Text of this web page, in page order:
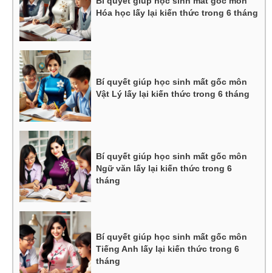
Hóa học lấy lại kiến thức trong 6 tháng
Bí quyết giúp học sinh mất gốc môn
Vật Lý lấy lại kiến thức trong 6 tháng
Bí quyết giúp học sinh mất gốc môn
Ngữ văn lấy lại kiến thức trong 6
tháng
Bí quyết giúp học sinh mất gốc môn
Tiếng Anh lấy lại kiến thức trong 6
tháng